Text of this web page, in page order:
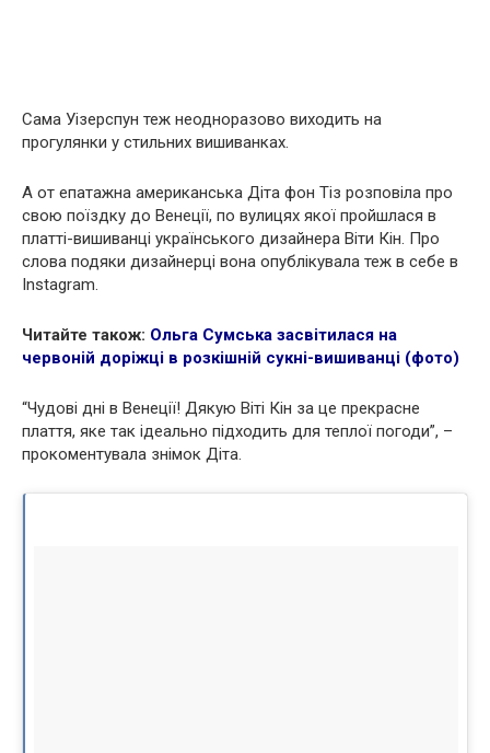
Сама Уізерспун теж неодноразово виходить на
прогулянки у стильних вишиванках.
А от епатажна американська Діта фон Тіз розповіла про
свою поїздку до Венеції, по вулицях якої пройшлася в
платті-вишиванці українського дизайнера Віти Кін. Про
слова подяки дизайнерці вона опублікувала теж в себе в
Instagram.
Читайте також: Ольга Сумська засвітилася на
червоній доріжці в розкішній сукні-вишиванці (фото)
“Чудові дні в Венеції! Дякую Віті Кін за це прекрасне
плаття, яке так ідеально підходить для теплої погоди”, –
прокоментувала знімок Діта.